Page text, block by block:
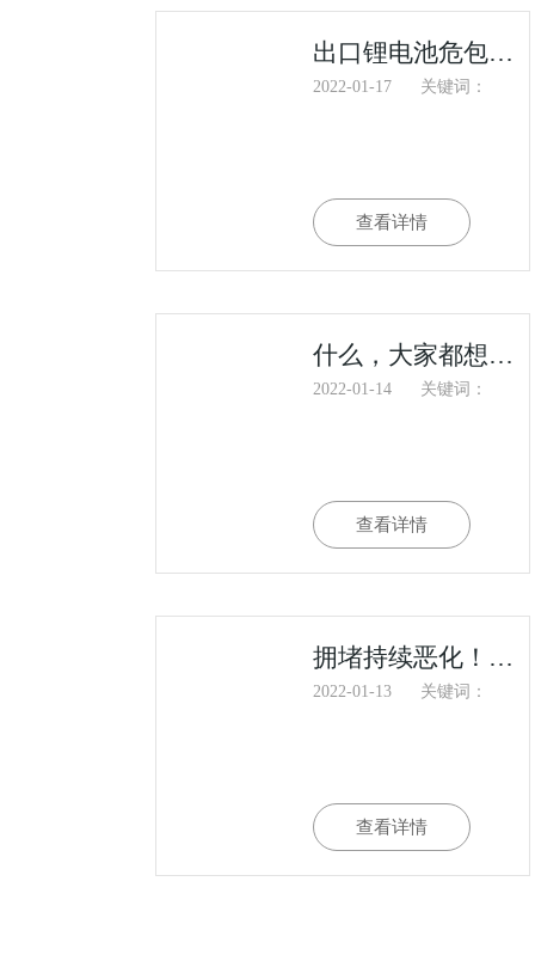
出口锂电池危包证办理指南
2022-01-17 关键词：
查看详情
什么，大家都想玩第四方物流？
2022-01-14 关键词：
查看详情
拥堵持续恶化！102艘船等待靠泊，等待时间超38天，集装箱到目的港时间延长一倍！
2022-01-13 关键词：
查看详情